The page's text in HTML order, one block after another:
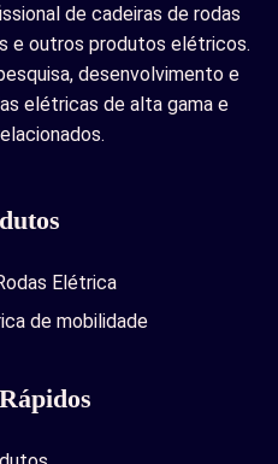
de cadeiras de rodas
e outros produtos elétricos.
desenvolvimento e
elétricas de alta gama e
Elétrica
de mobilidade